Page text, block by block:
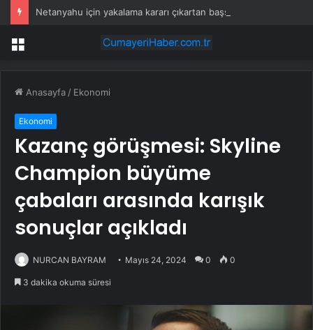
Menü
Anasayfa / Ekonomi
Ekonomi
Kazanç görüşmesi: Skyline
Champion büyüme
çabaları arasında karışık
sonuçlar açıkladı
NURCAN BAYRAM Mayıs 24, 2024 0 0
3 dakika okuma süresi